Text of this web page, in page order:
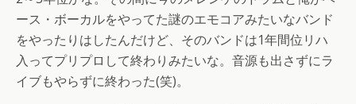
ース・ボーカルをやってた謎のエモコアみたいなバンド
をやったりはしたんだけど、そのバンドは1年間位リハ
入ってプリプロして終わりみたいな。音源も出さずにラ
イブもやらずに終わった(笑)。